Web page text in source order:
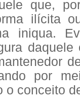
que,
ilícita
iniqua.
daquele
por
o conceito